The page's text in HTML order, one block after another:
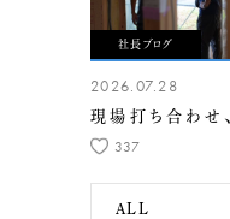
社長ブログ
2026.07.28
現場打ち合わせ、
337
ALL